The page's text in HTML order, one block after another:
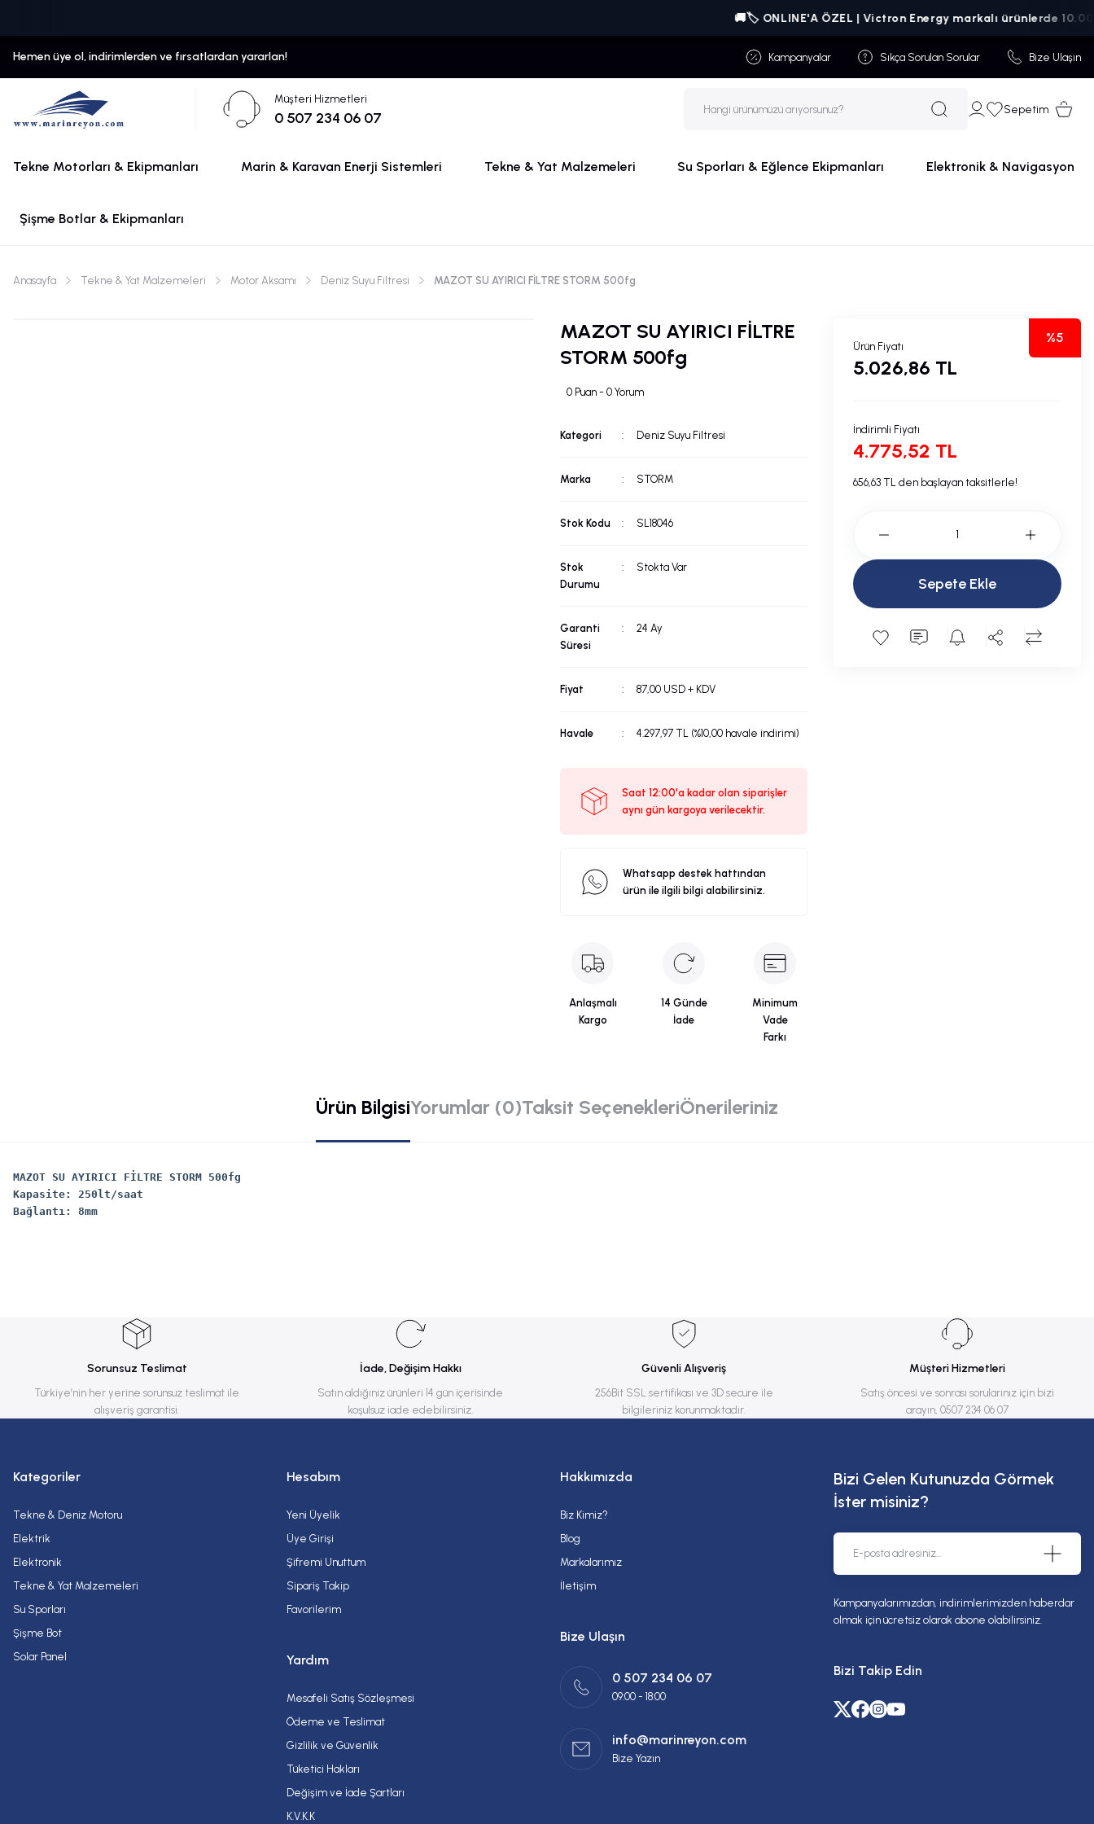
Hemen üye ol, indirimlerden ve fırsatlardan yararlan! Kampanyalar Sıkça Sorulan Sorular Bize Ulaşın
Müşteri Hizmetleri
0 507 234 06 07 Sepetim
Tekne Motorları & Ekipmanları Marin & Karavan Enerji Sistemleri Tekne & Yat Malzemeleri Su Sporları & Eğlence Ekipmanları Elektronik & Navigasyon
Şişme Botlar & Ekipmanları
🚚🏷️ ONLINE'A ÖZEL | Victron Energy markalı ürünlerde
Anasayfa Tekne & Yat Malzemeleri Motor Aksamı Deniz Suyu Filtresi MAZOT SU AYIRICI FİLTRE STORM 500fg
MAZOT SU AYIRICI FİLTRE
STORM 500fg
0 Puan - 0 Yorum
Kategori Deniz Suyu Filtresi
Marka STORM
Stok Kodu SL18046
Stok
Durumu
Stokta Var
Garanti
Süresi
24 Ay
Fiyat 87,00 USD + KDV
Havale 4.297,97 TL (%10,00 havale indirimi)
Saat 12:00'a kadar olan siparişler
aynı gün kargoya verilecektir.
Whatsapp destek hattından
ürün ile ilgili bilgi alabilirsiniz.
Anlaşmalı
Kargo
14 Günde
İade
Minimum
Vade
Farkı
%5
Ürün Fiyatı
5.026,86 TL
İndirimli Fiyatı
4.775,52 TL
656,63 TL den başlayan taksitlerle!
Sepete Ekle
Ürün BilgisiYorumlar (0)Taksit SeçenekleriÖnerileriniz
MAZOT SU AYIRICI FİLTRE STORM 500fg
Kapasite: 250lt/saat
Bağlantı: 8mm
Ürün açıklamasında eksik bilgiler bulunuyor.
Ürün bilgilerinde hatalar bulunuyor.
Ürün fiyatı diğer sitelerden daha pahalı.
Bu ürüne benzer farklı alternatifler olmalı.
Sorunsuz Teslimat
Türkiye’nin her yerine sorunsuz teslimat ile
alışveriş garantisi.
İade, Değişim Hakkı
Satın aldığınız ürünleri 14 gün içerisinde
koşulsuz iade edebilirsiniz.
Güvenli Alışveriş
256Bit SSL sertifikası ve 3D secure ile
bilgileriniz korunmaktadır.
Müşteri Hizmetleri
Satış öncesi ve sonrası sorularınız için bizi
arayın, 0507 234 06 07
Kategoriler
Tekne & Deniz Motoru
Elektrik
Elektronik
Tekne & Yat Malzemeleri
Su Sporları
Şişme Bot
Solar Panel
Hesabım
Yeni Üyelik
Üye Girişi
Şifremi Unuttum
Sipariş Takip
Favorilerim
Yardım
Mesafeli Satış Sözleşmesi
Ödeme ve Teslimat
Gizlilik ve Güvenlik
Tüketici Hakları
Değişim ve İade Şartları
K.V.K.K
Hakkımızda
Biz Kimiz?
Blog
Markalarımız
İletişim
Bize Ulaşın
0 507 234 06 07
09:00 - 18:00
info@marinreyon.com
Bize Yazın
Bizi Gelen Kutunuzda Görmek
İster misiniz?
Kampanyalarımızdan, indirimlerimizden haberdar
olmak için ücretsiz olarak abone olabilirsiniz.
Bizi Takip Edin